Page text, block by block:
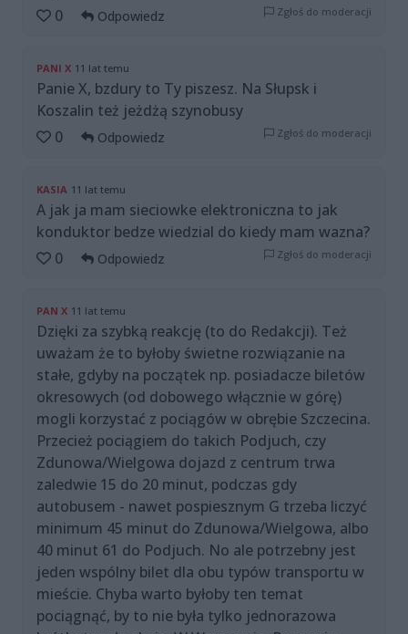
0
Odpowiedz Zgłoś do moderacji
PANI X 11 lat temu
Panie X, bzdury to Ty piszesz. Na Słupsk i
Koszalin też jeżdżą szynobusy
0
Odpowiedz Zgłoś do moderacji
KASIA 11 lat temu
A jak ja mam sieciowke elektroniczna to jak
konduktor bedze wiedzial do kiedy mam wazna?
0
Odpowiedz Zgłoś do moderacji
PAN X 11 lat temu
Dzięki za szybką reakcję (to do Redakcji). Też
uważam że to byłoby świetne rozwiązanie na
stałe, gdyby na początek np. posiadacze biletów
okresowych (od dobowego włącznie w górę)
mogli korzystać z pociągów w obrębie Szczecina.
Przecież pociągiem do takich Podjuch, czy
Zdunowa/Wielgowa dojazd z centrum trwa
zaledwie 15 do 20 minut, podczas gdy
autobusem - nawet pospiesznym G trzeba liczyć
minimum 45 minut do Zdunowa/Wielgowa, albo
40 minut 61 do Podjuch. No ale potrzebny jest
jeden wspólny bilet dla obu typów transportu w
mieście. Chyba warto byłoby ten temat
pociągnąć, by to nie była tylko jednorazowa